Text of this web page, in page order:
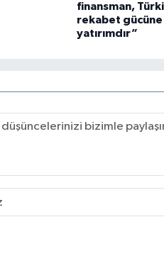
finansman,
rekabet gücüne
yatırımdır”